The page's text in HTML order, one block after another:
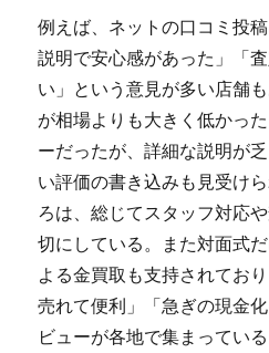
例えば、ネットの口コミ投
説明で安心感があった」「
い」という意見が多い店舗
が相場よりも大きく低かっ
ーだったが、詳細な説明が
い評価の書き込みも見受け
ろは、総じてスタッフ対応
切にしている。また対面式
よる金買取も支持されてお
売れて便利」「急ぎの現金
ビューが各地で集まってい